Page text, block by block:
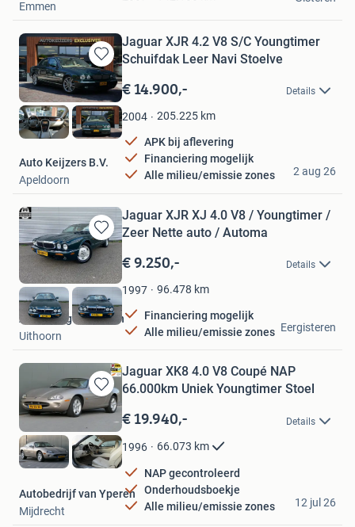
Emmen
Bewaren
in
Mijn
Favorieten
Jaguar XJR 4.2 V8 S/C Youngtimer
Schuifdak Leer Navi Stoelve
€ 14.900,- Details
2004 205.225 km
APK bij aflevering
Financiering mogelijk
Alle milieu/emissie zones
Auto Keijzers B.V.
Apeldoorn
2 aug 26
Bewaren
in
Mijn
Favorieten
Jaguar XJR XJ 4.0 V8 / Youngtimer /
Zeer Nette auto / Automa
€ 9.250,- Details
1997 96.478 km
Financiering mogelijk
Alle milieu/emissie zones
Autogarage Uithoorn
Uithoorn
Eergisteren
Bewaren
in
Mijn
Favorieten
Jaguar XK8 4.0 V8 Coupé NAP
66.000km Uniek Youngtimer Stoel
€ 19.940,- Details
1996 66.073 km
NAP gecontroleerd
Onderhoudsboekje
Alle milieu/emissie zones
Autobedrijf van Yperen
Mijdrecht
12 jul 26